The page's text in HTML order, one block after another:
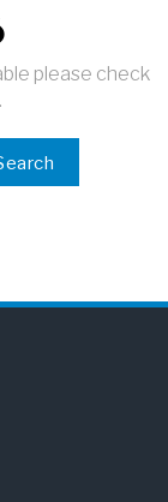
please check